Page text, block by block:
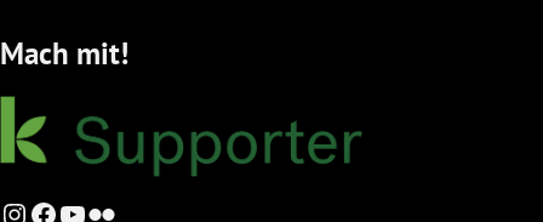
Mach mit!
Instagram
Facebook
YouTube
Flickr